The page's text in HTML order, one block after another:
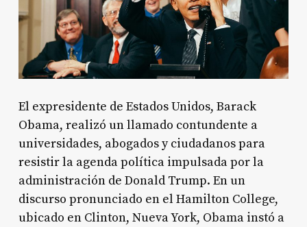
El expresidente de Estados Unidos, Barack
Obama, realizó un llamado contundente a
universidades, abogados y ciudadanos para
resistir la agenda política impulsada por la
administración de Donald Trump. En un
discurso pronunciado en el Hamilton College,
ubicado en Clinton, Nueva York, Obama instó a